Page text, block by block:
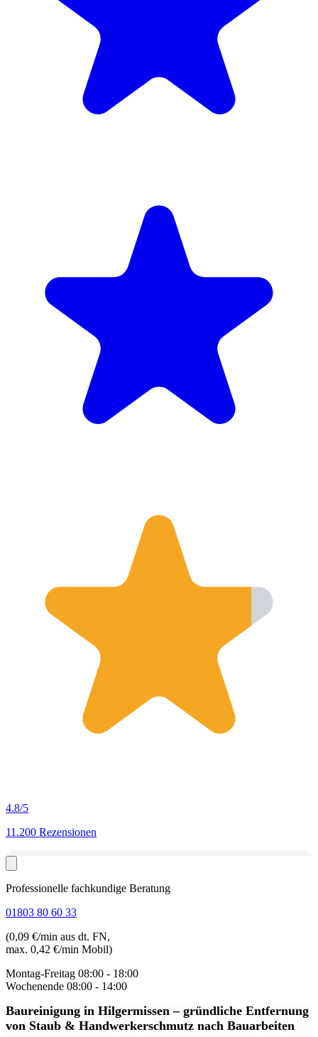
4.8/5
11.200 Rezensionen
Professionelle fachkundige Beratung
01803 80 60 33
(0,09 €/min aus dt. FN,
max. 0,42 €/min Mobil)
Montag-Freitag 08:00 - 18:00
Wochenende 08:00 - 14:00
Baureinigung in Hilgermissen– gründliche Entfernung
von Staub & Handwerkerschmutz nach Bauarbeiten